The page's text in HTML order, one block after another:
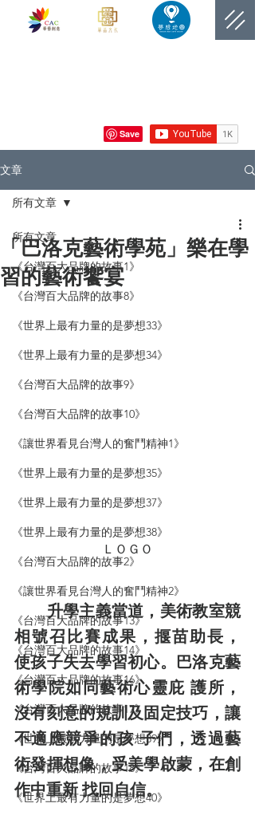
文章
所有文章
《台灣百大品牌的故事1》
《台灣百大品牌的故事8》
《世界上最有力量的是夢想33》
《世界上最有力量的是夢想34》
《台灣百大品牌的故事9》
《台灣百大品牌的故事10》
《讓世界看見台灣人的奮鬥精神1》
《世界上最有力量的是夢想35》
《世界上最有力量的是夢想37》
《世界上最有力量的是夢想38》
《台灣百大品牌的故事2》
《讓世界看見台灣人的奮鬥精神2》
《台灣百大品牌的故事13》
《台灣百大品牌的故事14》
《台灣百大品牌的故事16》
《台灣百大品牌的故事17》
《世界上最有力量的是夢想39》
《台灣百大品牌的故事18》
《世界上最有力量的是夢想40》
所有文章
「巴洛克藝術學苑」樂在學
習的藝術饗宴
ＬＯＧＯ
升學主義當道，美術教室競
相號召比賽成果，揠苗助長，
使孩子失去學習初心。巴洛克藝
術學院如同藝術心靈庇 護所，
沒有刻意的規訓及固定技巧，讓
不適應競爭的孩 子們，透過藝
術發揮想像，受美學啟蒙，在創
作中重新 找回自信。